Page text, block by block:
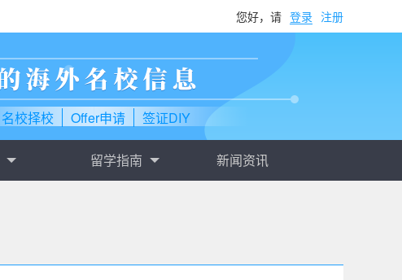
您好，请 登录 注册
名校择校 Offer申请 签证DIY
留学指南 新闻资讯